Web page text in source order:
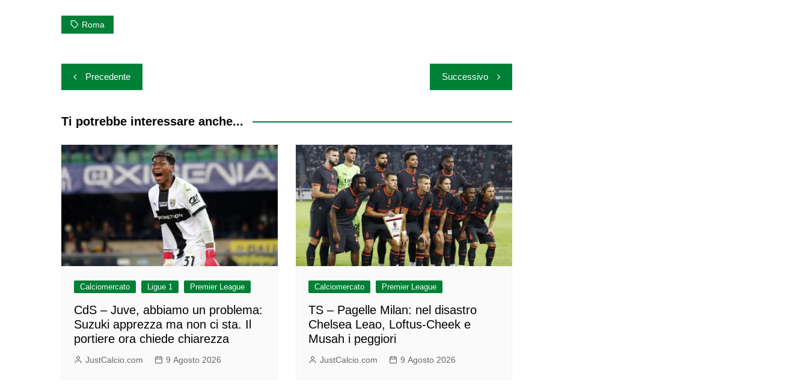
Roma
Navigazione
articoli
Precedente Successivo
Ti potrebbe interessare anche...
Calciomercato Ligue 1 Premier League
CdS – Juve, abbiamo un problema:
Suzuki apprezza ma non ci sta. Il
portiere ora chiede chiarezza
JustCalcio.com 9 Agosto 2026
Calciomercato Premier League
TS – Pagelle Milan: nel disastro
Chelsea Leao, Loftus-Cheek e
Musah i peggiori
JustCalcio.com 9 Agosto 2026